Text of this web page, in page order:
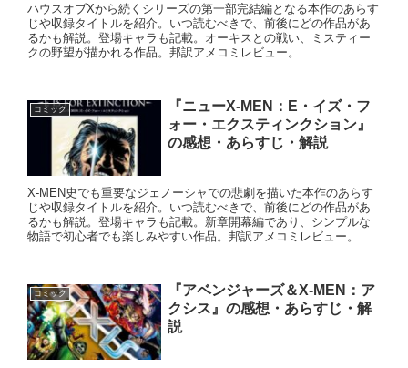
ハウスオブXから続くシリーズの第一部完結編となる本作のあらす
じや収録タイトルを紹介。いつ読むべきで、前後にどの作品があ
るかも解説。登場キャラも記載。オーキスとの戦い、ミスティー
クの野望が描かれる作品。邦訳アメコミレビュー。
コミック
『ニューX-MEN：E・イズ・フ
ォー・エクスティンクション』
の感想・あらすじ・解説
X-MEN史でも重要なジェノーシャでの悲劇を描いた本作のあらす
じや収録タイトルを紹介。いつ読むべきで、前後にどの作品があ
るかも解説。登場キャラも記載。新章開幕編であり、シンプルな
物語で初心者でも楽しみやすい作品。邦訳アメコミレビュー。
コミック
『アベンジャーズ＆X-MEN：ア
クシス』の感想・あらすじ・解
説